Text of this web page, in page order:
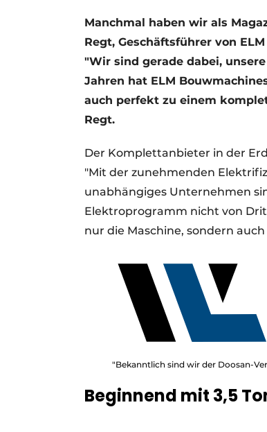
Manchmal haben wir als
Regt, Geschäftsführer von
"Wir sind gerade dabei,
Jahren hat ELM
auch perfekt zu einem
Regt.
Der Komplettanbieter in der
"Mit der zunehmenden
unabhängiges Unternehmen
Elektroprogramm nicht von
nur die Maschine, sondern
"Bekanntlich sind wir der Doosan-
Beginnend mit 3,5